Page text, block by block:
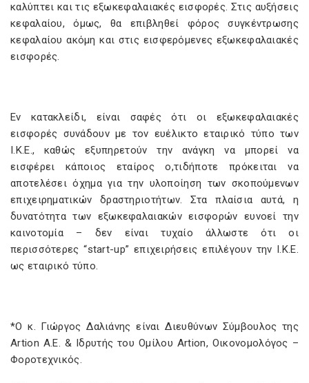
καλύπτει και τις εξωκεφαλαιακές εισφορές. Στις αυξήσεις
κεφαλαίου, όμως, θα επιβληθεί φόρος συγκέντρωσης
κεφαλαίου ακόμη και στις εισφερόμενες εξωκεφαλαιακές
εισφορές.
Εν κατακλείδι, είναι σαφές ότι οι εξωκεφαλαιακές
εισφορές συνάδουν με τον ευέλικτο εταιρικό τύπο των
Ι.Κ.Ε., καθώς εξυπηρετούν την ανάγκη να μπορεί να
εισφέρει κάποιος εταίρος ο,τιδήποτε πρόκειται να
αποτελέσει όχημα για την υλοποίηση των σκοπούμενων
επιχειρηματικών δραστηριοτήτων. Στα πλαίσια αυτά, η
δυνατότητα των εξωκεφαλαιακών εισφορών ευνοεί την
καινοτομία – δεν είναι τυχαίο άλλωστε ότι οι
περισσότερες “start-up” επιχειρήσεις επιλέγουν την Ι.Κ.Ε.
ως εταιρικό τύπο.
*O κ. Γιώργος Δαλιάνης είναι Διευθύνων Σύμβουλος της
Artion Α.Ε. & Ιδρυτής του Ομίλου Artion, Οικονομολόγος –
Φοροτεχνικός.